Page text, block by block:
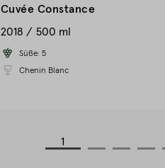
1
Cuvée Constance
2018
500 ml
Süße: 5
Chenin Blanc